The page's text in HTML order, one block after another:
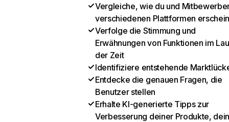
Vergleiche, wie du und
verschiedenen Plattformen
Verfolge die Stimmung und
Erwähnungen von Funktionen im
der Zeit
Identifiziere entstehende
Entdecke die genauen Fragen, die
Benutzer stellen
Erhalte KI-generierte Tipps zur
Verbesserung deiner Produkte,